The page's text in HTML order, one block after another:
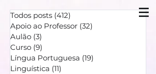
Todos posts (412)
Apoio ao Professor (32)
Aulão (3)
Curso (9)
Língua Portuguesa (19)
Linguística (11)